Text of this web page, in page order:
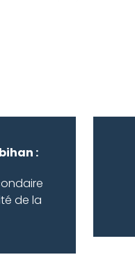
:
de la